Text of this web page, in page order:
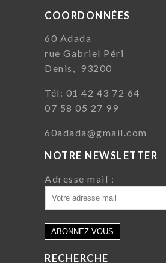
COORDONNÉES
60
rue Gabriel Péri
Denis, 93200
Tél: 01 42 43
07 58 05 27 99
60adada@gmail.com
NOTRE NEWSLETTER
Adresse mail :
RECHERCHE